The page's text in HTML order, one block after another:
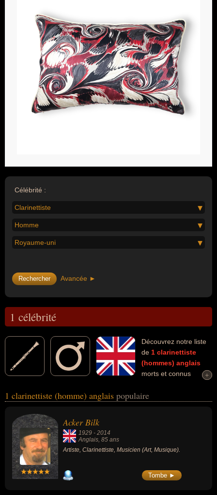
Célébrité :
Clarinettiste
Homme
Royaume-uni
Avancée ►
1 célébrité
Découvrez notre liste
de 1 clarinettiste
(hommes) anglais
morts et connus
masculin) peuvent avoir des liens variés dans les domaines de l'art
artiste ou musicien.
+
+
1 clarinettiste (homme) anglais populaire
Acker Bilk
1929 - 2014
Anglais, 85 ans
Artiste, Clarinettiste, Musicien (Art, Musique).
Tombe ►